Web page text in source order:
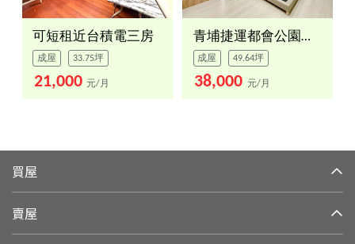
可短租近台積電三房
成屋 33.75坪
21,000 元/月
青埔捷運都會公園３房平車
成屋 49.64坪
38,000 元/月
買屋
賣屋